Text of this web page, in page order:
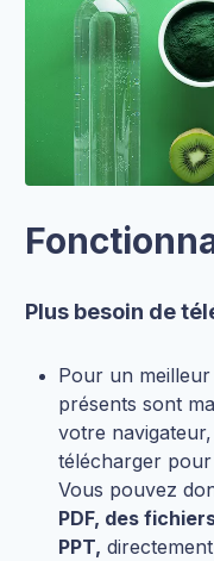
Plus besoin de
Pour un
présents sont
votre
télécharger
Vous pouvez
PDF, des
PPT,